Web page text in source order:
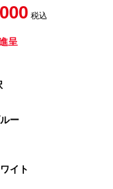
税込
呈
ー
イト